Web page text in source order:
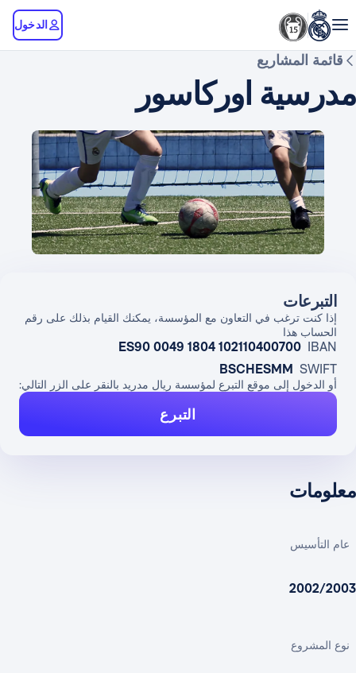
الدخول
قائمة المشاريع
مدرسية اوركاسور
معلومات
عام التأسيس
2002/2003
نوع المشروع
التبرعات
إذا كنت ترغب في التعاون مع المؤسسة، يمكنك القيام بذلك على رقم
الحساب هذا
IBAN
ES90 0049 1804 102110400700
SWIFT
BSCHESMM
أو الدخول إلى موقع التبرع لمؤسسة ريال مدريد بالنقر على الزر التالي:
التبرع